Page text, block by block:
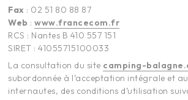
Fax : 02 51 80 88 87
Web :www.francecom.fr
RCS : Nantes B 410 557 151
SIRET : 41055715100033
La consultation du site camping-
subordonnée à l’acceptation intégrale et
internautes, des conditions d’utilisation